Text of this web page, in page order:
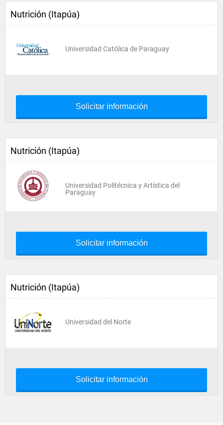
Nutrición (Itapúa)
Universidad Católica de Paraguay
Solicitar información
Nutrición (Itapúa)
Universidad Politécnica y Artística del
Paraguay
Solicitar información
Nutrición (Itapúa)
Universidad del Norte
Solicitar información